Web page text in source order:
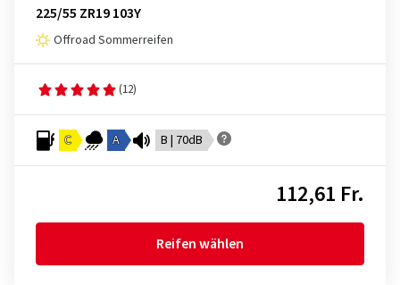
225/55 ZR19 103Y
Offroad Sommerreifen
(12)
C A B | 70dB
112,61 Fr.
Reifen wählen